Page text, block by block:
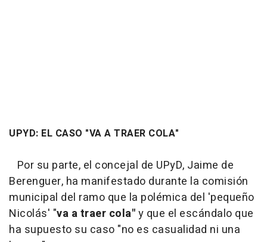
UPYD: EL CASO "VA A TRAER COLA"
Por su parte, el concejal de UPyD, Jaime de
Berenguer, ha manifestado durante la comisión
municipal del ramo que la polémica del 'pequeño
Nicolás' "va a traer cola"y que el escándalo que
ha supuesto su caso "no es casualidad ni una